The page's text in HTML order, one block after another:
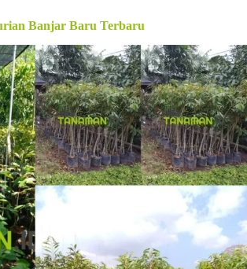
Banjar Baru Terbaru